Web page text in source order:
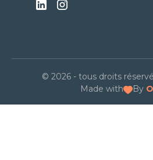
© 2026 - tous droits
Made with
By